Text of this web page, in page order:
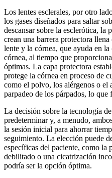
Los lentes esclerales, por otro
los gases diseñados para saltar
descansar sobre la esclerótica, la
crean una barrera protectora
lente y la córnea, que ayuda en
córnea, al tiempo que
óptimas. La capa protectora
protege la córnea en proceso de
como el polvo, los alérgenos o el
parpadeo de los párpados, lo
La decisión sobre la tecnología
predeterminar y, a menudo,
la sesión inicial para ahorrar
seguimiento. La elección puede
específicas del paciente, como la
debilitado o una cicatrización
podría ser la opción óptima.